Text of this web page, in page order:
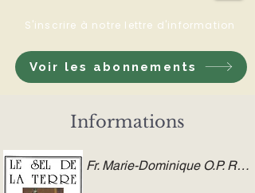
Voir les abonnements
S'inscrire à notre lettre d'information
Informations
Fr. Marie-Dominique O.P. ROULON